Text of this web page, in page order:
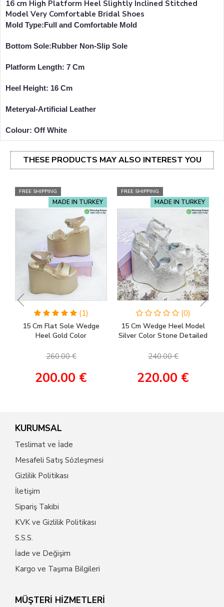
16 cm High Platform Heel Slightly Inclined Stitched
Model Very Comfortable Bridal Shoes
Mold Type:Full and Comfortable Mold
Bottom Sole:Rubber Non-Slip Sole
Platform Length: 7 Cm
Heel Height: 16 Cm
Meteryal-Artificial Leather
Colour: Off White
THESE PRODUCTS MAY ALSO INTEREST YOU
FREE SHIPPING
MADE IN TURKEY
(1)
15 Cm Flat Sole Wedge
Heel Gold Color
Shoes, Wedding Shoes
260.00 €
200.00 €
FREE SHIPPING
MADE IN TURKEY
(0)
15 Cm Wedge Heel Model
Silver Color Stone Detailed
Engagement Shoes
240.00 €
220.00 €
KURUMSAL
Teslimat ve İade
Mesafeli Satış Sözleşmesi
Gizlilik Politikası
İletişim
Sipariş Takibi
KVK ve Gizlilik Politikası
S.S.S.
İade ve Değişim
Kargo ve Taşıma Bilgileri
MÜŞTERİ HİZMETLERİ